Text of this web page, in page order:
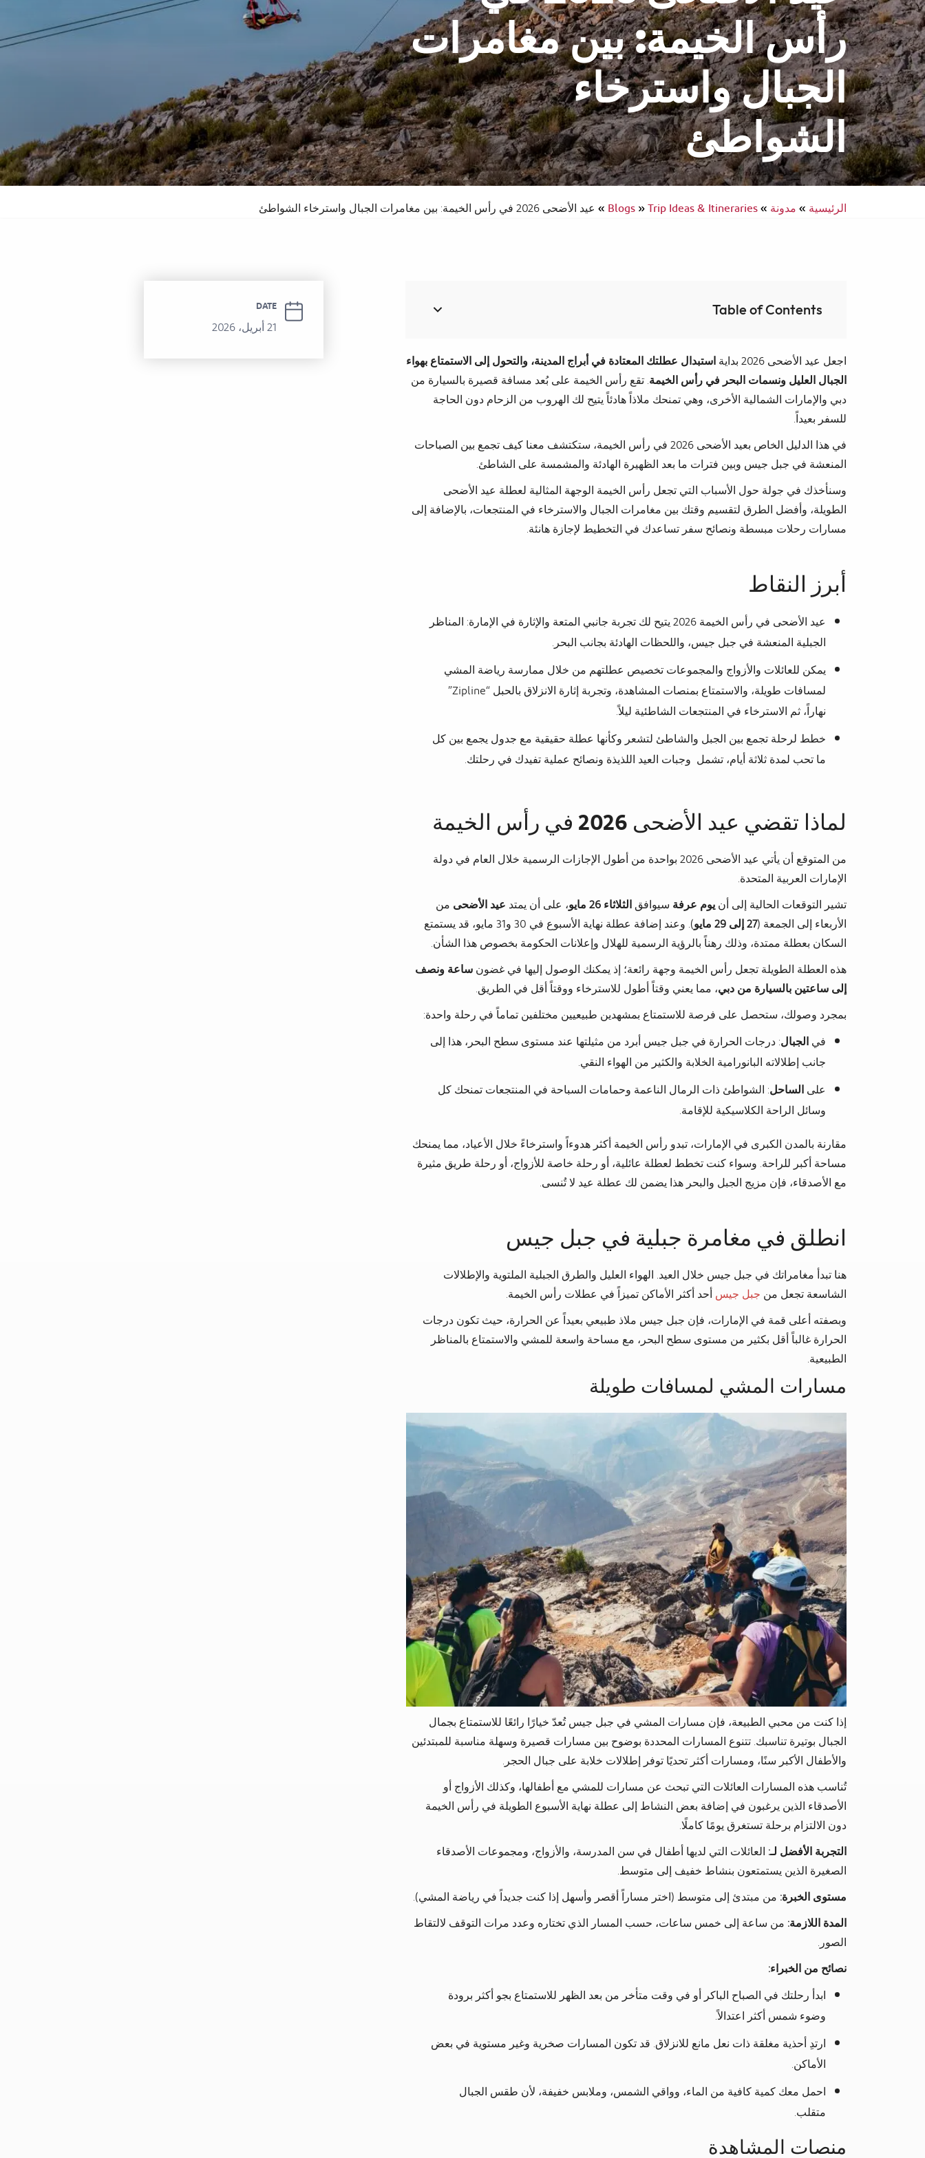
انتركونتيننتال سبا والدورف فندق سوفيتيل الحمرا سفر يسهل الوصول إليه
رأس الخيمة: بين مغامرات
الجبال واسترخاء
الشواطئ
الرئيسية»مدونة»
Blogs»Trip Ideas & Itineraries
»عيد الأضحى 2026 في رأس الخيمة: بين مغامرات الجبال واسترخاء الشواطئ
Table of Contents
اجعل عيد الأضحى 2026 بداية
استبدال عطلتك المعتادة في أبراج المدينة، والتحول إلى الاستمتاع بهواء
الجبال العليل ونسمات البحر في رأس الخيمة. تقع رأس الخيمة على بُعد مسافة قصيرة بالسيارة من
دبي والإمارات الشمالية الأخرى، وهي تمنحك ملاذاً هادئاً يتيح لك الهروب من الزحام دون الحاجة
للسفر بعيداً.
في هذا الدليل الخاص بعيد الأضحى 2026 في رأس الخيمة، ستكتشف معنا كيف تجمع بين الصباحات
المنعشة في جبل جيس وبين فترات ما بعد الظهيرة الهادئة والمشمسة على الشاطئ.
وسنأخذك في جولة حول الأسباب التي تجعل رأس الخيمة الوجهة المثالية لعطلة عيد الأضحى
الطويلة، وأفضل الطرق لتقسيم وقتك بين مغامرات الجبال والاسترخاء في المنتجعات، بالإضافة إلى
مسارات رحلات مبسطة ونصائح سفر تساعدك في التخطيط لإجازة هانئة.
أبرز النقاط
عيد الأضحى في رأس الخيمة 2026 يتيح لك تجربة جانبي المتعة والإثارة في الإمارة: المناظر
الجبلية المنعشة في جبل جيس، واللحظات الهادئة بجانب البحر.
يمكن للعائلات والأزواج والمجموعات تخصيص عطلتهم من خلال ممارسة رياضة المشي
لمسافات طويلة، والاستمتاع بمنصات المشاهدة، وتجربة إثارة الانزلاق بالحبل “Zipline”
نهاراً، ثم الاسترخاء في المنتجعات الشاطئية ليلاً.
خطط لرحلة تجمع بين الجبل والشاطئ لتشعر وكأنها عطلة حقيقية مع جدول يجمع بين كل
ما تحب لمدة ثلاثة أيام، تشمل وجبات العيد اللذيذة ونصائح عملية تفيدك في رحلتك.
لماذا تقضي عيد الأضحى 2026 في رأس الخيمة
من المتوقع أن يأتي عيد الأضحى 2026 بواحدة من أطول الإجازات الرسمية خلال العام في دولة
الإمارات العربية المتحدة.
تشير التوقعات الحالية إلى أنيوم عرفةسيوافقالثلاثاء 26 مايو ، على أن يمتدعيد الأضحىمن
الأربعاء إلى الجمعة (27 إلى 29 مايو
). وعند إضافة عطلة نهاية الأسبوع في 30 و31 مايو، قد يستمتع
السكان بعطلة ممتدة، وذلك رهناً بالرؤية الرسمية للهلال وإعلانات الحكومة بخصوص هذا الشأن.
هذه العطلة الطويلة تجعل رأس الخيمة وجهة رائعة؛ إذ يمكنك الوصول إليها في غضونساعة ونصف
إلى ساعتين بالسيارة من دبي، مما يعني وقتاً أطول للاسترخاء ووقتاً أقل في الطريق.
بمجرد وصولك، ستحصل على فرصة للاستمتاع بمشهدين طبيعيين مختلفين تماماً في رحلة واحدة:
فيالجبال: درجات الحرارة في جبل جيس أبرد من مثيلتها عند مستوى سطح البحر، هذا إلى
جانب إطلالاته البانورامية الخلابة والكثير من الهواء النقي.
علىالساحل: الشواطئ ذات الرمال الناعمة وحمامات السباحة في المنتجعات تمنحك كل
وسائل الراحة الكلاسيكية للإقامة.
مقارنة بالمدن الكبرى في الإمارات، تبدو رأس الخيمة أكثر هدوءاً واسترخاءً خلال الأعياد، مما يمنحك
مساحة أكبر للراحة. وسواء كنت تخطط لعطلة عائلية، أو رحلة خاصة للأزواج، أو رحلة طريق مثيرة
مع الأصدقاء، فإن مزيج الجبل والبحر هذا يضمن لك عطلة عيد لا تُنسى.
انطلق في مغامرة جبلية في جبل جيس
هنا تبدأ مغامراتك في جبل جيس خلال العيد. الهواء العليل والطرق الجبلية الملتوية والإطلالات
الشاسعة تجعل منجبل جيسأحد أكثر الأماكن تميزاً في عطلات رأس الخيمة.
وبصفته أعلى قمة في الإمارات، فإن جبل جيس ملاذ طبيعي بعيداً عن الحرارة، حيث تكون درجات
الحرارة غالباً أقل بكثير من مستوى سطح البحر، مع مساحة واسعة للمشي والاستمتاع بالمناظر
الطبيعية.
مسارات المشي لمسافات طويلة
إذا كنت من محبي الطبيعة، فإن مسارات المشي في جبل جيس تُعدّ خيارًا رائعًا للاستمتاع بجمال
الجبال بوتيرة تناسبك. تتنوع المسارات المحددة بوضوح بين مسارات قصيرة وسهلة مناسبة للمبتدئين
والأطفال الأكبر سنًا، ومسارات أكثر تحديًا توفر إطلالات خلابة على جبال الحجر.
تُناسب هذه المسارات العائلات التي تبحث عن مسارات للمشي مع أطفالها، وكذلك الأزواج أو
الأصدقاء الذين يرغبون في إضافة بعض النشاط إلى عطلة نهاية الأسبوع الطويلة في رأس الخيمة
دون الالتزام برحلة تستغرق يومًا كاملًا.
التجربة الأفضل لـ:العائلات التي لديها أطفال في سن المدرسة، والأزواج، ومجموعات الأصدقاء
الصغيرة الذين يستمتعون بنشاط خفيف إلى متوسط.
مستوى الخبرة:من مبتدئ إلى متوسط (اختر مساراً أقصر وأسهل إذا كنت جديداً في رياضة المشي).
المدة اللازمة:من ساعة إلى خمس ساعات، حسب المسار الذي تختاره وعدد مرات التوقف لالتقاط
الصور.
نصائح من الخبراء:
ابدأ رحلتك في الصباح الباكر أو في وقت متأخر من بعد الظهر للاستمتاع بجو أكثر برودة
وضوء شمس أكثر اعتدالاً.
ارتدِ أحذية مغلقة ذات نعل مانع للانزلاق. قد تكون المسارات صخرية وغير مستوية في بعض
الأماكن.
احمل معك كمية كافية من الماء، وواقي الشمس، وملابس خفيفة، لأن طقس الجبال
متقلب.
منصات المشاهدة
DATE
21 أبريل، 2026